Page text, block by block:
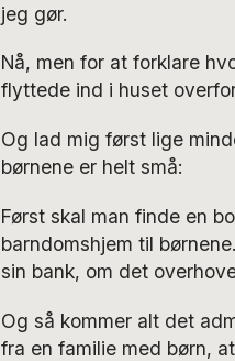
jeg gør.
Nå, men for at forklare
flyttede ind i huset
Og lad mig først lige
børnene er helt små:
Først skal man finde en
barndomshjem til
sin bank, om det
Og så kommer alt det
fra en familie med børn,